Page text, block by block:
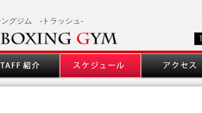
ングジム -トラッシュ-